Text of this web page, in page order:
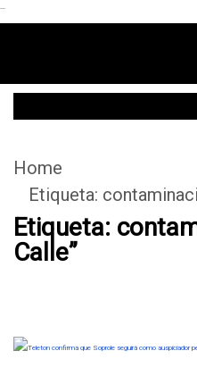
```
Home
Etiqueta:
Etiqueta:
Calle”